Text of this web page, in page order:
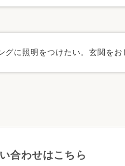
グに照明をつけたい。玄関をお
合わせはこちら